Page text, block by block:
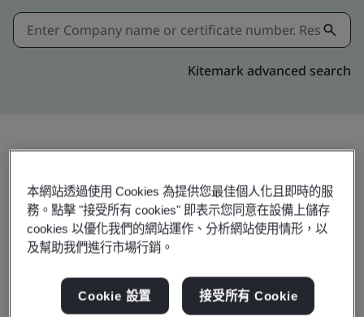
Kitemark advanced search
Cabot Chemical (Tianjin) Co., Ltd.
Cabot Performance Products
(Tianjin) Co., Ltd.
本網站透過使用 Cookies 為提供您最佳個人化且即時的服
務。點擊 "接受所有 cookies" 即表示您同意在設備上儲存
cookies 以優化我們的網站運作、分析網站使用情形，以
及幫助我們進行市場行銷。
Cookie 設置 接受所有 Cookie